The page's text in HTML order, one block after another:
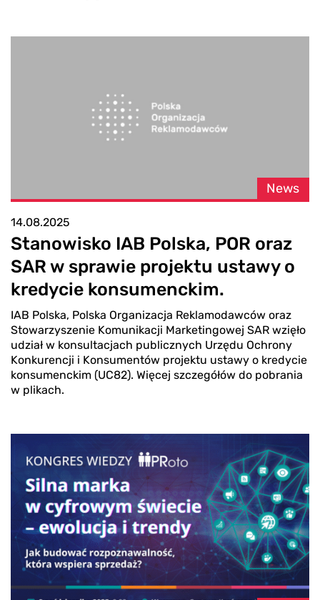
News
14.08.2025
Stanowisko IAB Polska, POR oraz
SAR w sprawie projektu ustawy o
kredycie konsumenckim.
IAB Polska, Polska Organizacja Reklamodawców oraz
Stowarzyszenie Komunikacji Marketingowej SAR wzięło
udział w konsultacjach publicznych Urzędu Ochrony
Konkurencji i Konsumentów projektu ustawy o kredycie
konsumenckim (UC82). Więcej szczegółów do pobrania
w plikach.